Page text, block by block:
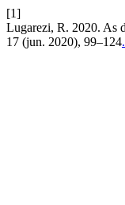
[1]
Lugarezi, R. 2020. As
17 (jun. 2020), 99–124